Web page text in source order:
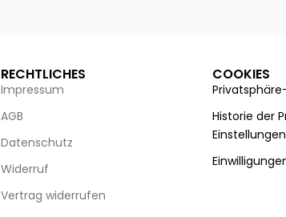
RECHTLICHES
Impressum
AGB
Datenschutz
Widerruf
Vertrag widerrufen
COOKIES
Historie der
Einstellungen